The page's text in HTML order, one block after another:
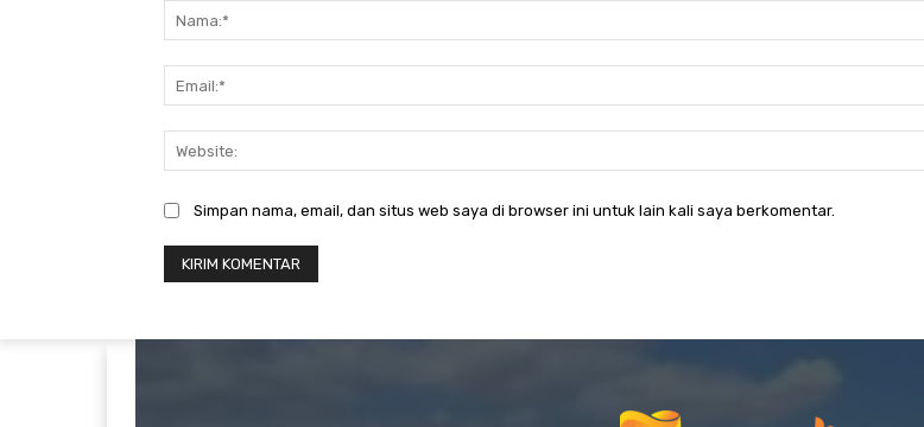
Simpan nama, email, dan situs web saya di browser ini untuk lain kali saya berkomentar.